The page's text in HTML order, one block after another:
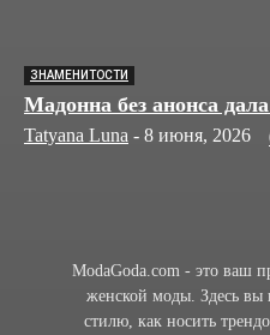
ЗНАМЕНИТОСТИ
Мадонна без анонса
Tatyana Luna - 8 июня, 2026
ModaGoda.com - это ваш
женской моды. Здесь вы
стилю, как носить